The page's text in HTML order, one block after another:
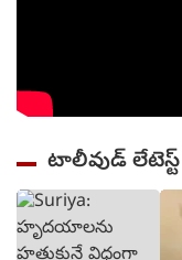
టాలీవుడ్ లేటెస్ట్